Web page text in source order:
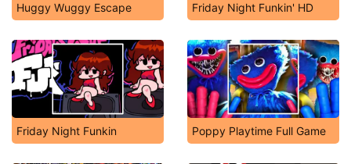
Huggy Wuggy Escape Friday Night Funkin' HD
Friday Night Funkin Poppy Playtime Full Game